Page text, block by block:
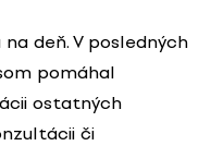
deň. V posledných
pomáhal
ostatných
či